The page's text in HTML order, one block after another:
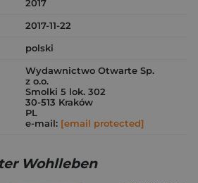
2017
2017-11-22
polski
Wydawnictwo Otwarte Sp.
z o.o.
Smolki 5 lok. 302
30-513 Kraków
PL
e-mail: [email protected]
Wohlleben